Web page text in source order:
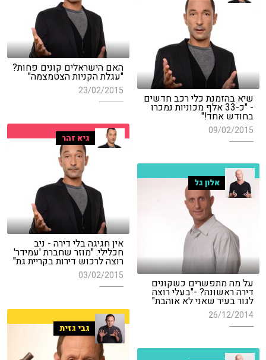
האם הישראלים קונים פחות?
"עגלת הקניות הצטמצמה"
23/02/2015
שיא בהזמנת כלי רכב חדשים
- "כ-33 אלף מכוניות נמכרו
בחודש אחד!"
09/02/2015
גיא זהר
אין חגיגה בלי דירה - ניב
חכלילי: "מוזר שחברת 'עמידר'
רוצה לרכוש דירות בקריית גת"
03/02/2015
אלון גל
על מה מתפשרים כשקונים
דירה ראשונה? -"בעלי רוצה
לגור בעיר שאני לא אוהבת"
26/12/2014
גבי גזית